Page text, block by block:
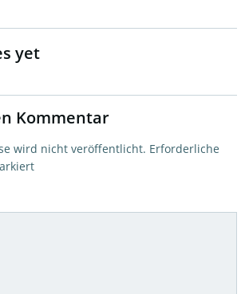
yet
Kommentar
wird nicht veröffentlicht. Erforderliche